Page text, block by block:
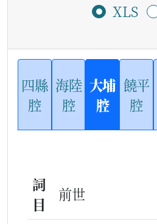
XLS
四縣
腔
海陸
腔
大埔
腔
饒平
腔
詞
目
前世